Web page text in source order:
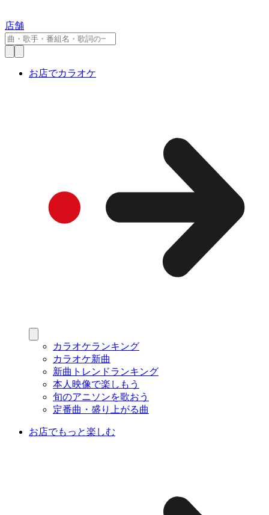
店舗
お店でカラオケ
カラオケランキング
カラオケ新曲
新曲トレンドランキング
本人映像で楽しもう
旬のアニソンを歌おう
定番曲・盛り上がる曲
お店でもっと楽しむ